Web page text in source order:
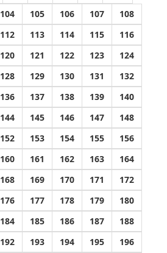
104 105 106 107
108
112 113 114 115
116
120 121 122 123
124
128 129 130 131
132
136 137 138 139
140
144 145 146 147
148
152 153 154 155
156
160 161 162 163
164
168 169 170 171
172
176 177 178 179
180
184 185 186 187
188
192 193 194 195 196